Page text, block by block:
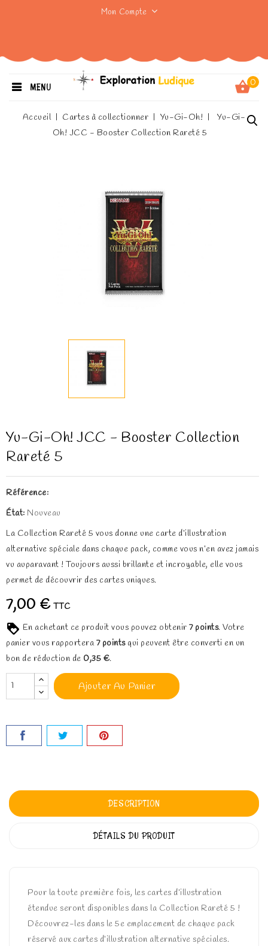
Mon Compte
0
MENU
Accueil Cartes à collectionner Yu-Gi-Oh!
Yu-Gi-
Oh! JCC - Booster Collection Rareté 5
Yu-Gi-Oh! JCC - Booster Collection
Rareté 5
Référence:
État: Nouveau
La Collection Rareté 5 vous donne une carte d’illustration
alternative spéciale dans chaque pack, comme vous n’en avez jamais
vu auparavant ! Toujours aussi brillante et incroyable, elle vous
permet de découvrir des cartes uniques.
7,00 € TTC
En achetant ce produit vous pouvez obtenir 7 points. Votre
panier vous rapportera7pointsqui peuvent être converti en un
bon de réduction de 0,35 €.
Ajouter Au Panier
DESCRIPTION
DÉTAILS DU PRODUIT
Pour la toute première fois, les cartes d’illustration
étendue seront disponibles dans la Collection Rareté 5 !
Découvrez-les dans le 5e emplacement de chaque pack
réservé aux cartes d’illustration alternative spéciales.